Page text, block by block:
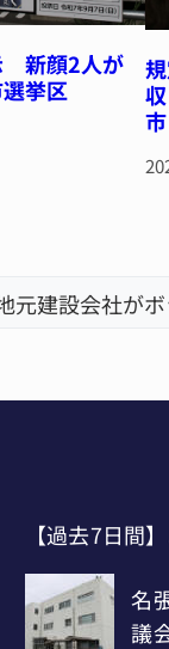
新顔2人が
挙区
市
元建設会社が
【過去7日間